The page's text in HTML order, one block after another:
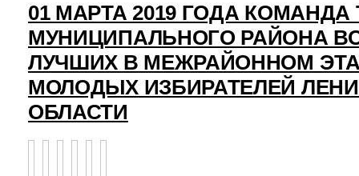
01 МАРТА 2019 ГОДА
МУНИЦИПАЛЬНОГО РАЙОНА
ЛУЧШИХ В МЕЖРАЙОННОМ
МОЛОДЫХ ИЗБИРАТЕЛЕЙ
ОБЛАСТИ